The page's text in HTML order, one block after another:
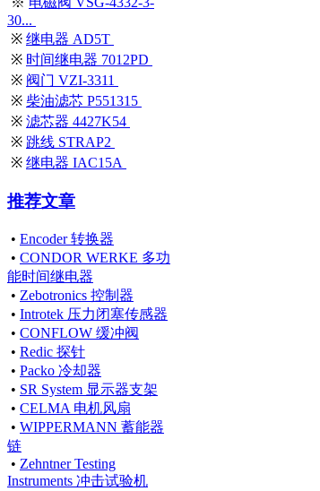
30...
※ 继电器 AD5T
※ 时间继电器 7012PD
※ 阀门 VZI-3311
※ 柴油滤芯 P551315
※ 滤芯器 4427K54
※ 跳线 STRAP2
※ 继电器 IAC15A
推荐文章
• Encoder 转换器
• CONDOR WERKE 多功
能时间继电器
• Zebotronics 控制器
• Introtek 压力闭塞传感器
• CONFLOW 缓冲阀
• Redic 探针
• Packo 冷却器
• SR System 显示器支架
• CELMA 电机风扇
• WIPPERMANN 蓄能器
链
• Zehntner Testing
Instruments 冲击试验机